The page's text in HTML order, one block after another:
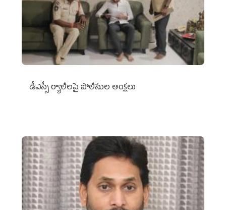
డీఎస్సీ ర్యాలీలపై పోలీసుల ఆంక్షలు